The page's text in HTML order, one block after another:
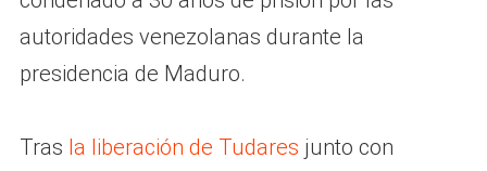
autoridades venezolanas durante la
presidencia de Maduro.
Tras la liberación de Tudares junto con